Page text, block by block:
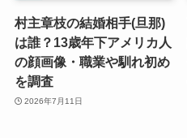
村主章枝の結婚相手(旦那)
は誰？13歳年下アメリカ人
の顔画像・職業や馴れ初め
を調査
2026年7月11日